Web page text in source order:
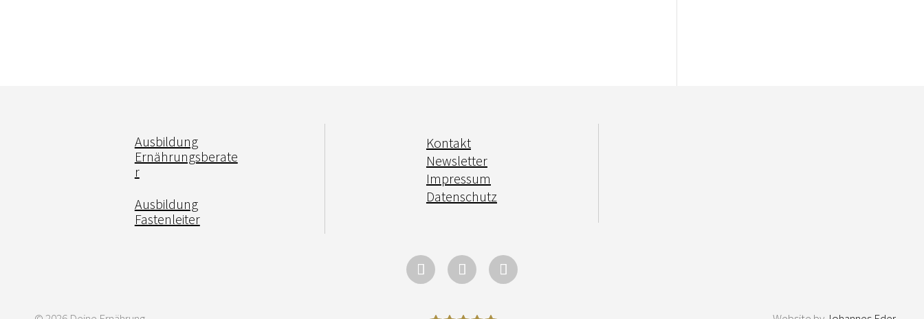
Ausbildung
Ernährungsberate
r
Ausbildung
Fastenleiter
Kontakt
Newsletter
Impressum
Datenschutz